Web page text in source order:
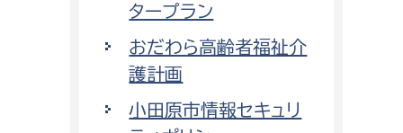
タープラン
おだわら高齢者福祉介
護計画
小田原市情報セキュリ